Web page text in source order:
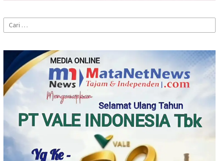
Cari
untuk: